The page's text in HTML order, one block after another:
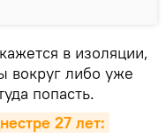
в изоляции,
вокруг либо уже
попасть.
27 лет: